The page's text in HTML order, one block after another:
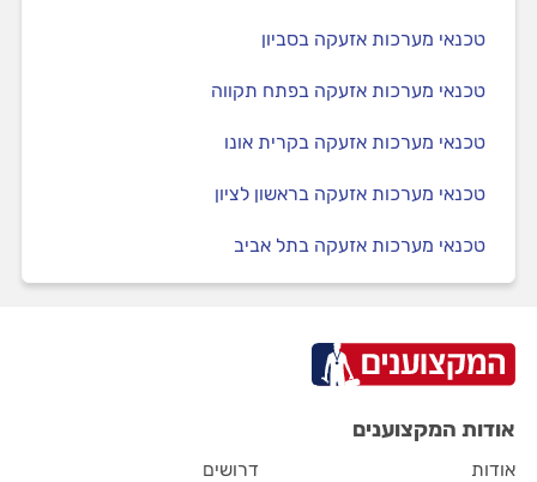
טכנאי מערכות אזעקה בסביון
טכנאי מערכות אזעקה בפתח תקווה
טכנאי מערכות אזעקה בקרית אונו
טכנאי מערכות אזעקה בראשון לציון
טכנאי מערכות אזעקה בתל אביב
אודות המקצוענים
אודות
דרושים